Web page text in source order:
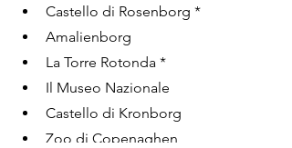
Castello di Rosenborg *
Amalienborg
La Torre Rotonda *
Il Museo Nazionale
Castello di Kronborg
Zoo di Copenaghen